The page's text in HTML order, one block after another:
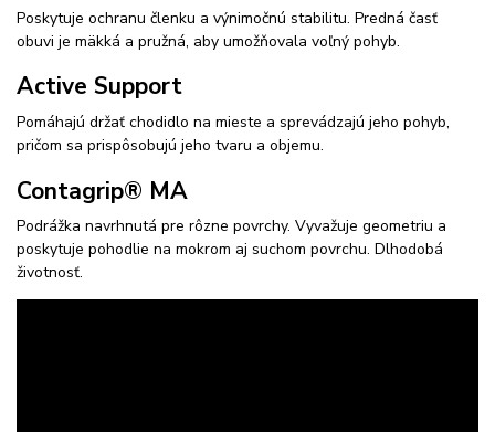
Poskytuje ochranu členku a výnimočnú stabilitu. Predná časť
obuvi je mäkká a pružná, aby umožňovala voľný pohyb.
Active Support
Pomáhajú držať chodidlo na mieste a sprevádzajú jeho pohyb,
pričom sa prispôsobujú jeho tvaru a objemu.
Contagrip® MA
Podrážka navrhnutá pre rôzne povrchy. Vyvažuje geometriu a
poskytuje pohodlie na mokrom aj suchom povrchu. Dlhodobá
životnosť.